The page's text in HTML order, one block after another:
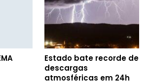
Estado bate recorde de
descargas
atmosféricas em 24h